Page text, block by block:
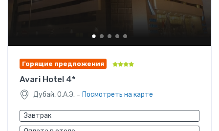
Горящие предложения
Avari Hotel 4*
Дубай, О.А.Э. - Посмотреть на карте
Завтрак